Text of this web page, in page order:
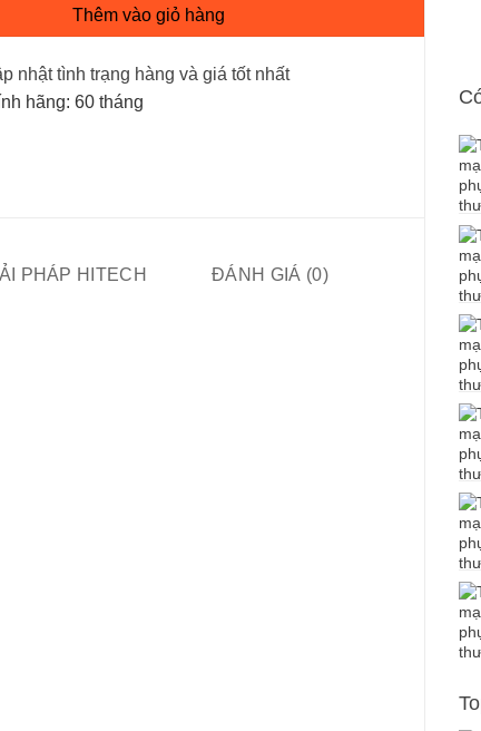
Thêm vào giỏ hàng
nhật tình trạng hàng và giá tốt nhất
hãng: 60 tháng
PHÁP HITECH ĐÁNH GIÁ (0)